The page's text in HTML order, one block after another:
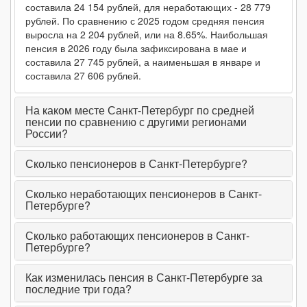
январь 2024
17 080₽ ↑ (+0.53% | +90₽) 24 199₽
2023 (среднее)
16 296₽↑ (+7.09% | +1 079₽) 22 618₽
декабрь 2023
16 990₽↑ (+0.99% | +166₽)
ноябрь 2023
16 824₽↑ (+1.23% | +205₽) 22 629₽↓ (-
октябрь 2023
16 619₽↑ (+0.7% | +116₽) 22 652₽
сентябрь 2023
16 503₽↑ (+0.31% | +51₽) 22 650₽↑
август 2023
16 452₽↑ (+1.47% | +239₽) 22 639₽↑
июль 2023
16 213₽↑ (+0.35% | +57₽) 22 610₽
июнь 2023
16 156₽↓ (-0.39% | -64₽) 22 611₽↓ (-
май 2023
апрель 2023
16 081₽↑ (+1.15% | +183₽) 22 626₽
март 2023
15 898₽↑ (+0.47% | +75₽) 22 577₽↓ (-
составила 24 154 рублей, для неработающих - 28 779
рублей. По сравнению с 2025 годом средняя пенсия
выросла на 2 204 рублей, или на 8.65%. Наибольшая
пенсия в 2026 году была зафиксирована в мае и
составила 27 745 рублей, а наименьшая в январе и
составила 27 606 рублей.
На каком месте Санкт-Петербург по средней
пенсии по сравнению с другими регионами
России?
Сколько пенсионеров в Санкт-Петербурге?
Сколько неработающих пенсионеров в Санкт-
Петербурге?
Сколько работающих пенсионеров в Санкт-
Петербурге?
Как изменилась пенсия в Санкт-Петербурге за
последние три года?